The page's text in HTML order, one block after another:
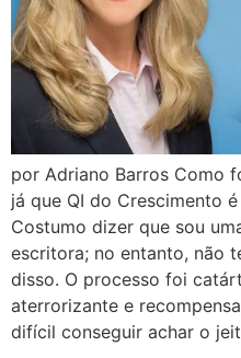
por Adriano Barros Como
já que QI do Crescimento
Costumo dizer que sou
escritora; no entanto, não
disso. O processo foi
aterrorizante e
difícil conseguir achar o